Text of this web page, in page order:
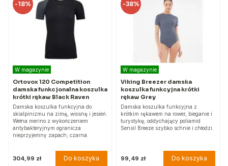
-18%
W magazynie
Ortovox 120 Competition
damska funkcjonalna koszulka
krótki rękaw Black Raven
Damska koszulka funkcyjna do
skialpinizmu na zimę, wiosnę i jesień.
Wełna merino z wykończeniem
antybakteryjnym ogranicza
nieprzyjemny zapach; czarna.
304,99 zł Do koszyka
-38%
W magazynie
Viking Breezer damska
koszulka funkcyjna krótki
rękaw Grey
Damska koszulka funkcyjna z
krótkim rękawem na rower, bieganie i
turystykę; oddychający poliamid
Sensil Breeze szybko schnie i chłodzi.
99,49 zł Do koszyka